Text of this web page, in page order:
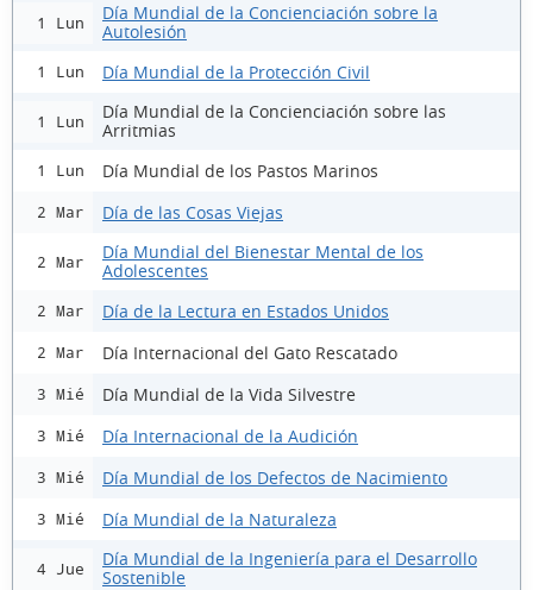
1 Lun
Día Mundial de la Concienciación sobre la
Autolesión
1 Lun Día Mundial de la Protección Civil
1 Lun
Día Mundial de la Concienciación sobre las
Arritmias
1 Lun Día Mundial de los Pastos Marinos
2 Mar Día de las Cosas Viejas
2 Mar
Día Mundial del Bienestar Mental de los
Adolescentes
2 Mar Día de la Lectura en Estados Unidos
2 Mar Día Internacional del Gato Rescatado
3 Mié Día Mundial de la Vida Silvestre
3 Mié Día Internacional de la Audición
3 Mié Día Mundial de los Defectos de Nacimiento
3 Mié Día Mundial de la Naturaleza
4 Jue
Día Mundial de la Ingeniería para el Desarrollo
Sostenible